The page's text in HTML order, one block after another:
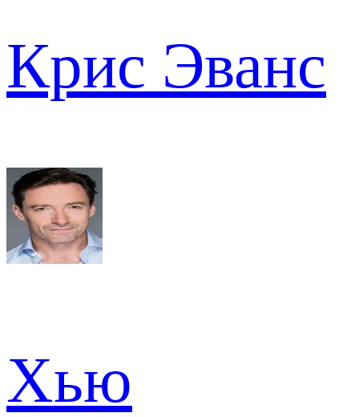
Крис Эванс
Хью